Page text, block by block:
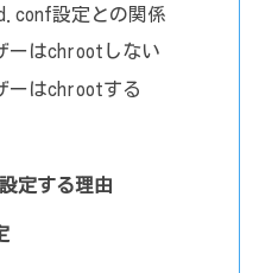
設定との関係
ーはchrootしない
ーはchrootする
定する理由